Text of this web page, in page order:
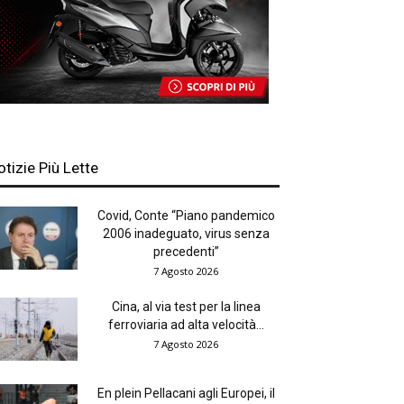
Più Lette
Covid, Conte “Piano pandemico
2006 inadeguato, virus senza
precedenti”
7 Agosto 2026
Cina, al via test per la linea
ferroviaria ad alta velocità...
7 Agosto 2026
En plein Pellacani agli Europei, il